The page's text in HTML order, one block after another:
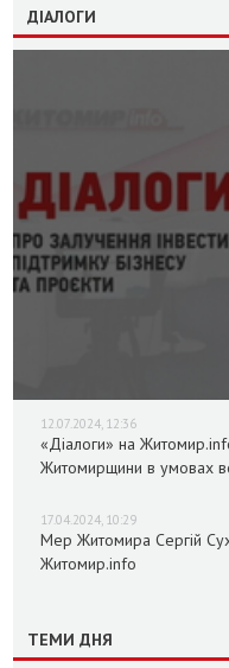
ДІАЛОГИ
12.07.2024, 12:36
«Діалоги» на
Житомирщини в умовах
17.04.2024, 10:29
Мер Житомира Сергій
Житомир.info
ТЕМИ ДНЯ